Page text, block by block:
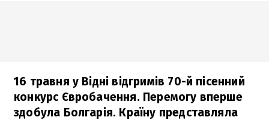
16 травня у Відні відгримів 70-й пісенний
конкурс Євробачення. Перемогу вперше
здобула Болгарія. Країну представляла